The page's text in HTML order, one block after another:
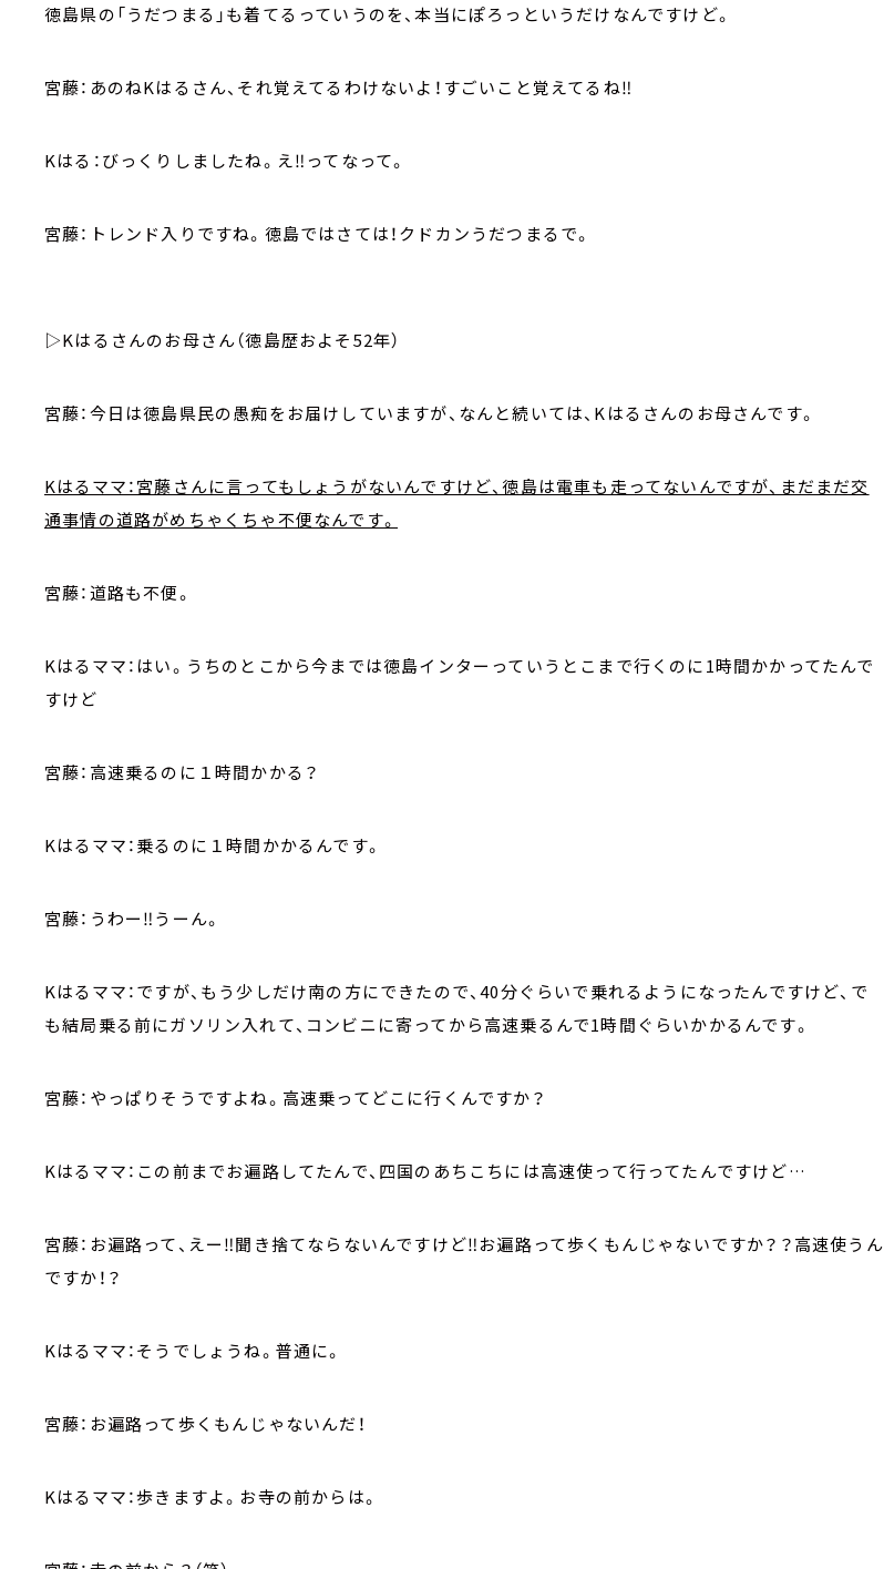
徳島県の「うだつまる」も着てるっていうのを、本当にぽろっというだけなんですけど。
宮藤：あのねKはるさん、それ覚えてるわけないよ！すごいこと覚えてるね‼
Kはる：びっくりしましたね。え‼ってなって。
宮藤：トレンド入りですね。徳島ではさては！クドカンうだつまるで。
▷Kはるさんのお母さん（徳島歴およそ52年）
宮藤：今日は徳島県民の愚痴をお届けしていますが、なんと続いては、Kはるさんのお母さんです。
Kはるママ：宮藤さんに言ってもしょうがないんですけど、徳島は電車も走ってないんですが、まだまだ交
通事情の道路がめちゃくちゃ不便なんです。
宮藤：道路も不便。
Kはるママ：はい。うちのとこから今までは徳島インターっていうとこまで行くのに1時間かかってたんで
すけど
宮藤：高速乗るのに１時間かかる？
Kはるママ：乗るのに１時間かかるんです。
宮藤：うわー‼うーん。
Kはるママ：ですが、もう少しだけ南の方にできたので、40分ぐらいで乗れるようになったんですけど、で
も結局乗る前にガソリン入れて、コンビニに寄ってから高速乗るんで1時間ぐらいかかるんです。
宮藤：やっぱりそうですよね。高速乗ってどこに行くんですか？
Kはるママ：この前までお遍路してたんで、四国のあちこちには高速使って行ってたんですけど…
宮藤：お遍路って、えー‼聞き捨てならないんですけど‼お遍路って歩くもんじゃないですか？？高速使うん
ですか！？
Kはるママ：そうでしょうね。普通に。
宮藤：お遍路って歩くもんじゃないんだ！
Kはるママ：歩きますよ。お寺の前からは。